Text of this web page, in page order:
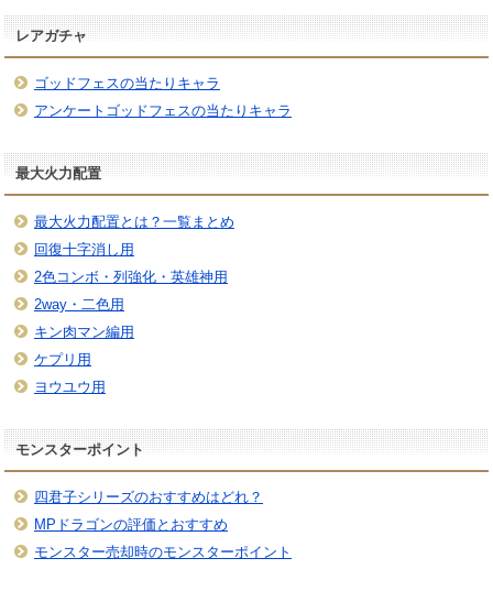
レアガチャ
ゴッドフェスの当たりキャラ
アンケートゴッドフェスの当たりキャラ
最大火力配置
最大火力配置とは？一覧まとめ
回復十字消し用
2色コンボ・列強化・英雄神用
2way・二色用
キン肉マン編用
ケプリ用
ヨウユウ用
モンスターポイント
四君子シリーズのおすすめはどれ？
MPドラゴンの評価とおすすめ
モンスター売却時のモンスターポイント